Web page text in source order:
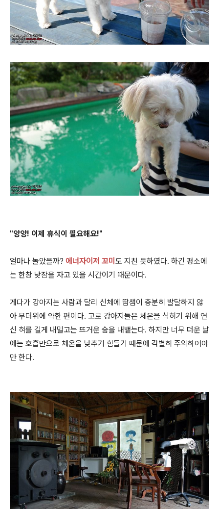
"앙앙! 이제 휴식이 필요해요!"
얼마나 놀았을까? 에너자이저 꼬미 도 지친 듯하였다. 하긴 평소에
는 한창 낮잠을 자고 있을 시간이기 때문이다.
게다가 강아지는 사람과 달리 신체에 땀샘이 충분히 발달하지 않
아 무더위에 약한 편이다. 고로 강아지들은 체온을 식히기 위해 연
신 혀를 길게 내밀고는 뜨거운 숨을 내뱉는다. 하지만 너무 더운 날
에는 호흡만으로 체온을 낮추기 힘들기 때문에 각별히 주의하여야
만 한다.